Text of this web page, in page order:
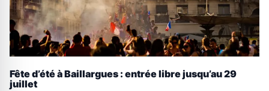
Fête d’été à Baillargues : entrée libre jusqu’au 29
juillet